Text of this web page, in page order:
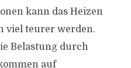
kann das Heizen
viel teurer werden.
Belastung durch
auf